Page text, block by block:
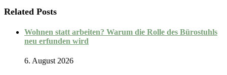
Related Posts
Wohnen statt arbeiten? Warum die Rolle des Bürostuhls
neu erfunden wird
6. August 2026